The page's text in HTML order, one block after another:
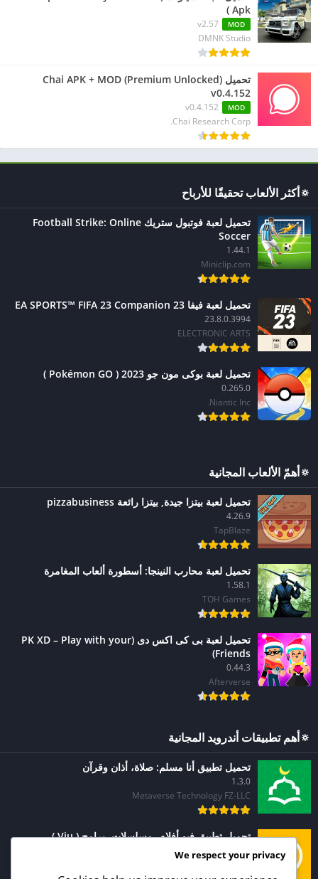
Apk )
MOD
v2.57
DMNK Studio
تحميل Chai APK + MOD (Premium Unlocked)
v0.4.152
MOD
v0.4.152
Chai Research Corp.
🔅أكثر الألعاب تحقيقًا للأرباح
تحميل لعبة فوتبول ستريك Football Strike: Online
Soccer
1.44.1
Miniclip.com
تحميل لعبة فيفا 23 EA SPORTS™ FIFA 23 Companion
23.8.0.3994
ELECTRONIC ARTS
تحميل لعبة بوكى مون جو 2023 ( Pokémon GO )
0.265.0
Niantic Inc.
🔅أهمّ الألعاب المجانية
تحميل لعبة ‫بيتزا جيدة, بيتزا رائعة pizzabusiness
4.26.9
TapBlaze
تحميل لعبة محارب النينجا: أسطورة ألعاب المغامرة
1.58.1
TOH Games
تحميل لعبة بى كى اكس دى (PK XD – Play with your
Friends)
0.44.3
Afterverse
🔅أهم تطبيقات أندرويد المجانية
تحميل تطبيق أنا مسلم: صلاة، أذان وقرآن
1.3.0
Metaverse Technology FZ-LLC
تحميل تطبيق فيو أفلام، مسلسلات، برامج ( Viu )
Vuclip Mobile Video
We respect your privacy